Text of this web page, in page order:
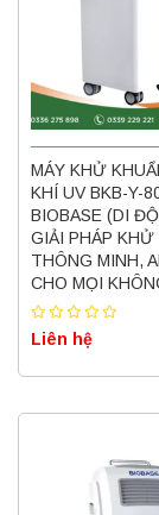
MÁY KHỬ
KHÍ UV BKB-Y-
BIOBASE (DI
GIẢI PHÁP KHỬ
THÔNG MINH,
CHO MỌI
Liên hệ